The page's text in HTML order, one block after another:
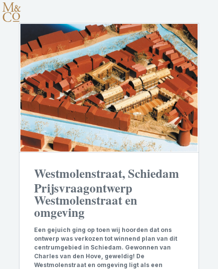
Westmolenstraat, Schiedam
Prijsvraagontwerp
Westmolenstraat en
omgeving
Een gejuich ging op toen wij hoorden dat ons
ontwerp was verkozen tot winnend plan van dit
centrumgebied in Schiedam. Gewonnen van
Charles van den Hove, geweldig! De
Westmolenstraat en omgeving ligt als een